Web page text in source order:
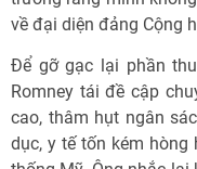
về đại diện đảng Cộng
Để gỡ gạc lại phần
Romney tái đề cập
cao, thâm hụt ngân
dục, y tế tốn kém